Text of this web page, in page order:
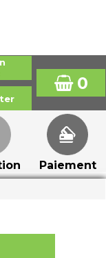
0
Paiement